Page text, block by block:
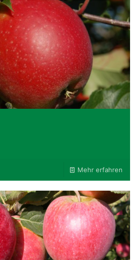
Mehr erfahren